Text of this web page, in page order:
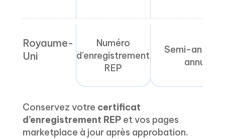
Royaume-
Uni
Numéro
d’enregistrement
REP
Semi-annuel
annuel
Conservez votre certificat
d’enregistrement REPet vos pages
marketplace à jour après approbation.